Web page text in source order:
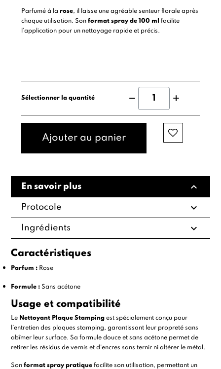
Parfumé à la rose, il laisse une agréable senteur florale après
chaque utilisation. Son format spray de 100 ml
facilite
l’application pour un nettoyage rapide et précis.
Sélectionner la quantité
Ajouter au panier
En savoir plus expand_less
Protocole expand_more
Ingrédients expand_more
Caractéristiques
Parfum : Rose
Formule : Sans acétone
Usage et compatibilité
Le Nettoyant Plaque Stamping est spécialement conçu pour
l’entretien des plaques stamping, garantissant leur propreté sans
abîmer leur surface. Sa formule douce et sans acétone permet de
retirer les résidus de vernis et d’encres sans ternir ni altérer le métal.
Sonformat spray pratique facilite son utilisation, permettant un